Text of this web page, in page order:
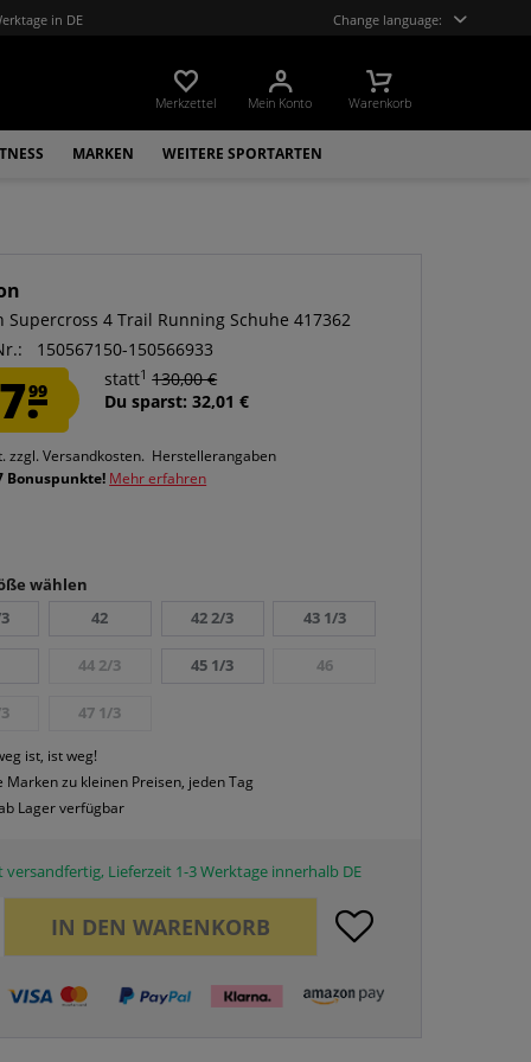
in DE Change language:
Merkzettel Mein Konto Warenkorb
MARKEN WEITERE SPORTARTEN
Supercross 4 Trail Running Schuhe 417362
150567150-150566933
99
statt1 130,00 €
Du sparst: 32,01 €
zzgl. Versandkosten. Herstellerangaben
Bonuspunkte! Mehr erfahren
wählen
42 42 2/3 43 1/3
44 2/3 45 1/3 46
47 1/3
ist, ist weg!
Marken zu kleinen Preisen, jeden Tag
Lager verfügbar
versandfertig, Lieferzeit 1-3 Werktage innerhalb DE
IN DEN WARENKORB